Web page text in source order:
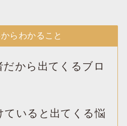
らわかること
だから出てくるブロ
ていると出てくる悩